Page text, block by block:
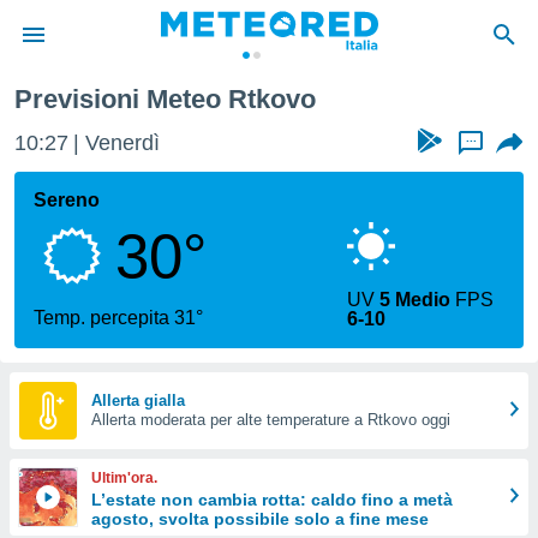
di
per
le
di
Web
le
Previsioni Meteo Rtkovo
10:27 Venerdì ...
Sereno
30°
Temp. percepita 31°
UV5 Medio FPS
6-10
Allerta gialla
Allerta moderata per alte temperature a Rtkovo oggi
Ultim'ora.
L’estate non cambia rotta: caldo fino a metà
agosto, svolta possibile solo a fine mese